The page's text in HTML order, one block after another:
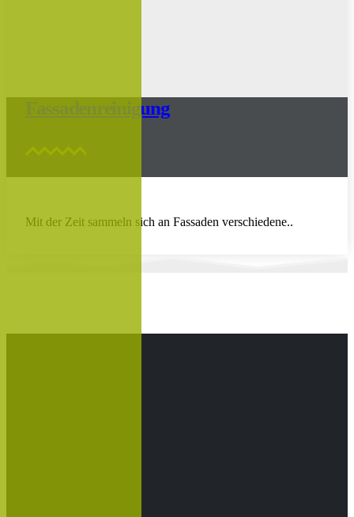
Fassadenreinigung
Mit der Zeit sammeln sich an Fassaden verschiedene..